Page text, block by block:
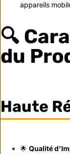
appareils
🔍
du
Haute
🌟 Qualité